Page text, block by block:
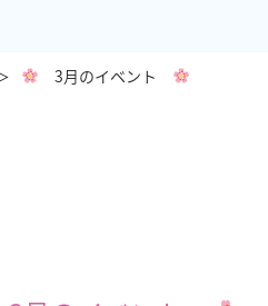
3月のイベント